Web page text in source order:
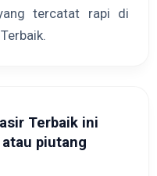
tercatat rapi di
Terbaik ini
piutang